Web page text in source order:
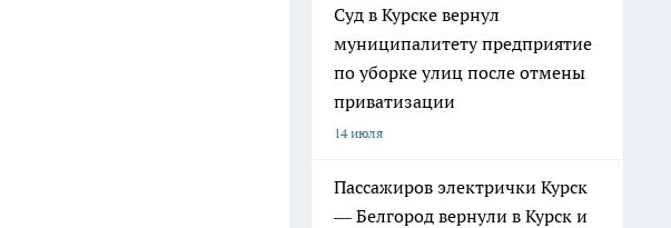
Суд в Курске вернул
муниципалитету предприятие
по уборке улиц после отмены
приватизации
14 июля
Пассажиров электрички Курск
— Белгород вернули в Курск и